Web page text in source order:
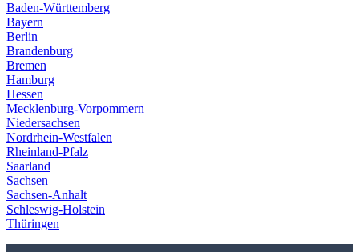
Baden-Württemberg
Bayern
Berlin
Brandenburg
Bremen
Hamburg
Hessen
Mecklenburg-Vorpommern
Niedersachsen
Nordrhein-Westfalen
Rheinland-Pfalz
Saarland
Sachsen
Sachsen-Anhalt
Schleswig-Holstein
Thüringen